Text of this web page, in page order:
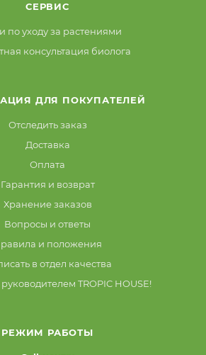
СЕРВИС
по уходу за растениями
консультация биолога
ДЛЯ ПОКУПАТЕЛЕЙ
Отследить заказ
Доставка
Оплата
Гарантия и возврат
Хранение заказов
Вопросы и ответы
и положения
в отдел качества
TROPIC HOUSE!
РЕЖИМ РАБОТЫ